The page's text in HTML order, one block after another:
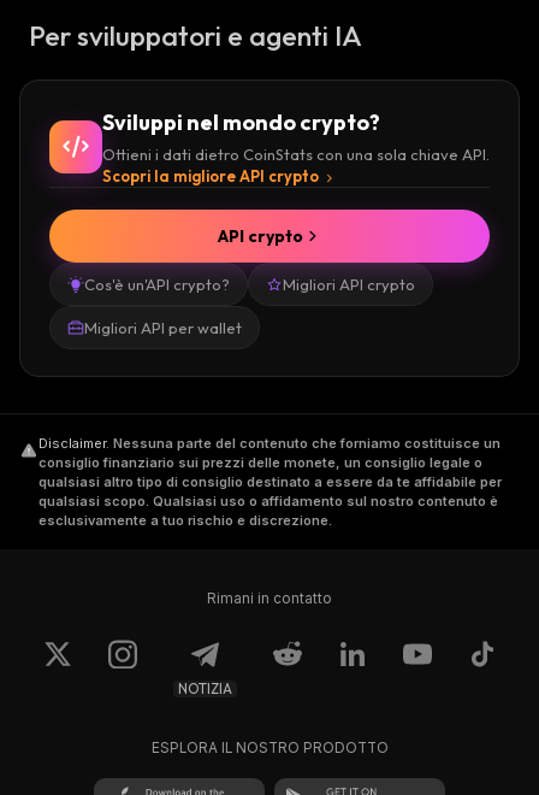
Per sviluppatori e agenti IA
Sviluppi nel mondo crypto?
Ottieni i dati dietro CoinStats con una sola chiave API.
Scopri la migliore API crypto
Cos'è un'API crypto? Migliori API crypto
Migliori API per wallet
API crypto
Disclaimer. Nessuna parte del contenuto che forniamo costituisce un
consiglio finanziario sui prezzi delle monete, un consiglio legale o
qualsiasi altro tipo di consiglio destinato a essere da te affidabile per
qualsiasi scopo. Qualsiasi uso o affidamento sul nostro contenuto è
esclusivamente a tuo rischio e discrezione.
Rimani in contatto
NOTIZIA
ESPLORA IL NOSTRO PRODOTTO